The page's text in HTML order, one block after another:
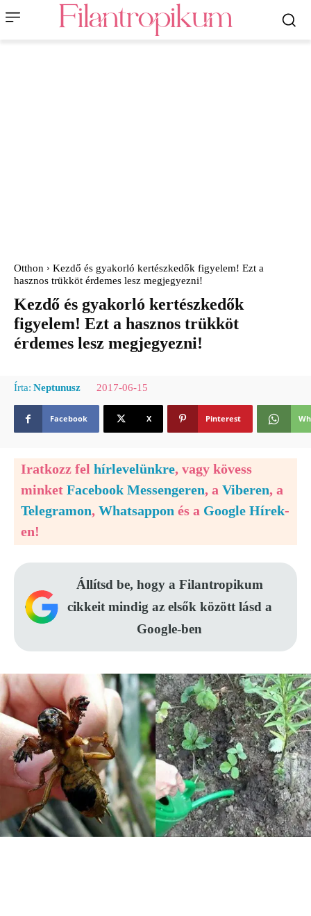
Otthon
Kezdő és gyakorló kertészkedők figyelem! Ezt a
hasznos trükköt érdemes lesz megjegyezni!
Kezdő és gyakorló kertészkedők
figyelem! Ezt a hasznos trükköt
érdemes lesz megjegyezni!
Írta: Neptunusz 2017-06-15
Facebook X Pinterest
Iratkozz fel hírlevelünkre, vagy kövess
minket Facebook Messengeren, a Viberen, a
Telegramon, Whatsappon és a Google Hírek-
en!
Állítsd be, hogy a Filantropikum
cikkeit mindig az elsők között lásd a
Google-ben